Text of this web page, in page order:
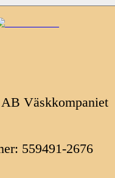
Väskkompaniet
559491-2676